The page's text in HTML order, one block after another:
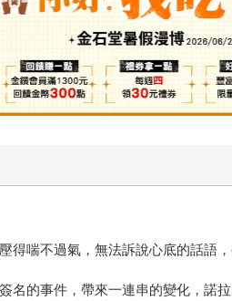
喘不過氣，無法訴說心底的話語，
的事件，帶來一連串的變化，諾